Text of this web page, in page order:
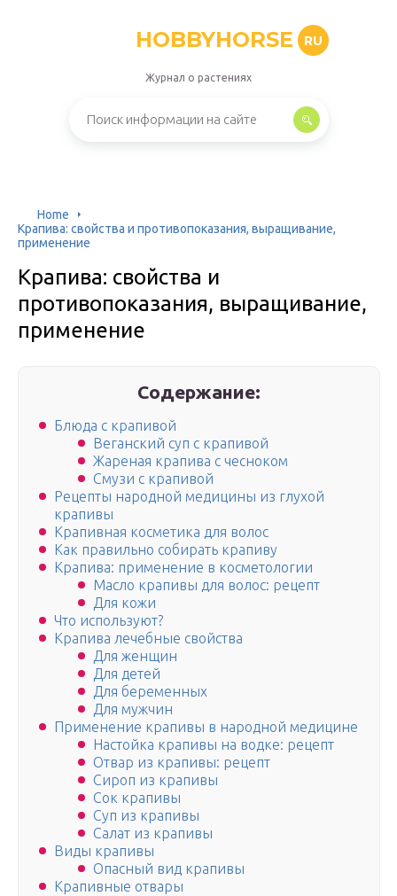
HOBBYHORSE RU
Журнал о растениях
Home
Крапива: свойства и противопоказания, выращивание,
применение
Крапива: свойства и
противопоказания, выращивание,
применение
Содержание:
Блюда с крапивой
Веганский суп с крапивой
Жареная крапива с чесноком
Смузи с крапивой
Рецепты народной медицины из глухой
крапивы
Крапивная косметика для волос
Как правильно собирать крапиву
Крапива: применение в косметологии
Масло крапивы для волос: рецепт
Для кожи
Что используют?
Крапива лечебные свойства
Для женщин
Для детей
Для беременных
Для мужчин
Применение крапивы в народной медицине
Настойка крапивы на водке: рецепт
Отвар из крапивы: рецепт
Сироп из крапивы
Сок крапивы
Суп из крапивы
Салат из крапивы
Виды крапивы
Опасный вид крапивы
Крапивные отвары